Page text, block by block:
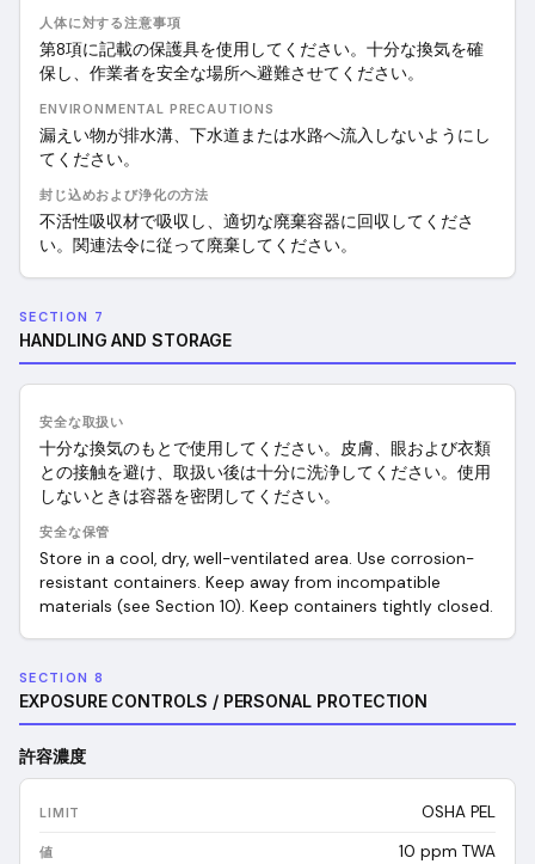
人体に対する注意事項
第8項に記載の保護具を使用してください。十分な換気を確
保し、作業者を安全な場所へ避難させてください。
ENVIRONMENTAL PRECAUTIONS
漏えい物が排水溝、下水道または水路へ流入しないようにし
てください。
封じ込めおよび浄化の方法
不活性吸収材で吸収し、適切な廃棄容器に回収してくださ
い。関連法令に従って廃棄してください。
SECTION 7
HANDLING AND STORAGE
安全な取扱い
十分な換気のもとで使用してください。皮膚、眼および衣類
との接触を避け、取扱い後は十分に洗浄してください。使用
しないときは容器を密閉してください。
安全な保管
Store in a cool, dry, well-ventilated area. Use corrosion-
resistant containers. Keep away from incompatible
materials (see Section 10). Keep containers tightly closed.
SECTION 8
EXPOSURE CONTROLS / PERSONAL PROTECTION
許容濃度
OSHA PEL
10 ppm TWA